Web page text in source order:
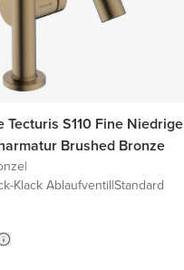
Tecturis S110 Fine Niedrige
Brushed Bronze
|
Klack Ablaufventil|Standard